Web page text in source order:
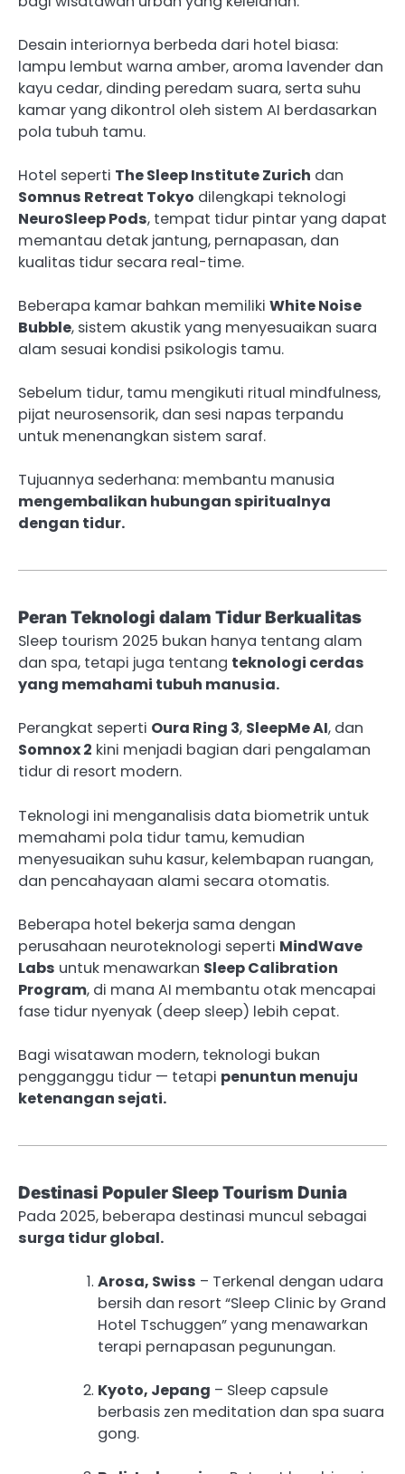
Desain interiornya berbeda dari hotel biasa:
lampu lembut warna amber, aroma lavender dan
kayu cedar, dinding peredam suara, serta suhu
kamar yang dikontrol oleh sistem AI berdasarkan
pola tubuh tamu.
Hotel seperti The Sleep Institute Zurich dan
Somnus Retreat Tokyo dilengkapi teknologi
NeuroSleep Pods, tempat tidur pintar yang dapat
memantau detak jantung, pernapasan, dan
kualitas tidur secara real-time.
Beberapa kamar bahkan memiliki White Noise
Bubble, sistem akustik yang menyesuaikan suara
alam sesuai kondisi psikologis tamu.
Sebelum tidur, tamu mengikuti ritual mindfulness,
pijat neurosensorik, dan sesi napas terpandu
untuk menenangkan sistem saraf.
Tujuannya sederhana: membantu manusia
mengembalikan hubungan spiritualnya
dengan tidur.
Peran Teknologi dalam Tidur Berkualitas
Sleep tourism 2025 bukan hanya tentang alam
dan spa, tetapi juga tentang teknologi cerdas
yang memahami tubuh manusia.
Perangkat seperti Oura Ring 3, SleepMe AI, dan
Somnox 2 kini menjadi bagian dari pengalaman
tidur di resort modern.
Teknologi ini menganalisis data biometrik untuk
memahami pola tidur tamu, kemudian
menyesuaikan suhu kasur, kelembapan ruangan,
dan pencahayaan alami secara otomatis.
Beberapa hotel bekerja sama dengan
perusahaan neuroteknologi seperti MindWave
Labs untuk menawarkan Sleep Calibration
Program, di mana AI membantu otak mencapai
fase tidur nyenyak (deep sleep) lebih cepat.
Bagi wisatawan modern, teknologi bukan
pengganggu tidur — tetapi penuntun menuju
ketenangan sejati.
Destinasi Populer Sleep Tourism Dunia
Pada 2025, beberapa destinasi muncul sebagai
surga tidur global.
Arosa, Swiss – Terkenal dengan udara
bersih dan resort “Sleep Clinic by Grand
Hotel Tschuggen” yang menawarkan
terapi pernapasan pegunungan.
Kyoto, Jepang – Sleep capsule
berbasis zen meditation dan spa suara
gong.